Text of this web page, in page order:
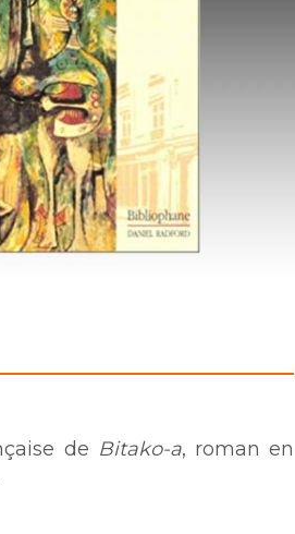
de Bitako-a, roman en